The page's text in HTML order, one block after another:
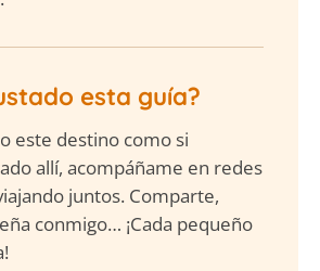
esta guía?
este destino como si
allí, acompáñame en redes
juntos. Comparte,
conmigo… ¡Cada pequeño